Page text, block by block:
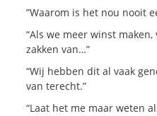
Blogs
Vlogs
Cases
Neem Contact op
”Waarom is het nou nooit
“Als we meer winst
zakken van…”
“Wij hebben dit al vaak
van terecht.”
“Laat het me maar weten